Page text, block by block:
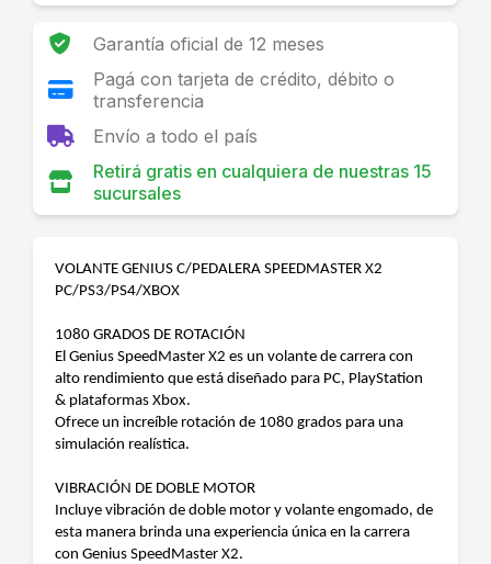
Garantía oficial de 12 meses
Pagá con tarjeta de crédito, débito o
transferencia
Envío a todo el país
Retirá gratis en cualquiera de nuestras 15
sucursales
VOLANTE GENIUS C/PEDALERA SPEEDMASTER X2
PC/PS3/PS4/XBOX
1080 GRADOS DE ROTACIÓN
El Genius SpeedMaster X2 es un volante de carrera con
alto rendimiento que está diseñado para PC, PlayStation
& plataformas Xbox.
Ofrece un increíble rotación de 1080 grados para una
simulación realística.
VIBRACIÓN DE DOBLE MOTOR
Incluye vibración de doble motor y volante engomado, de
esta manera brinda una experiencia única en la carrera
con Genius SpeedMaster X2.